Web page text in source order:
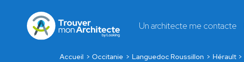
Un architecte me contacte
Accueil Occitanie Languedoc Roussillon Hérault